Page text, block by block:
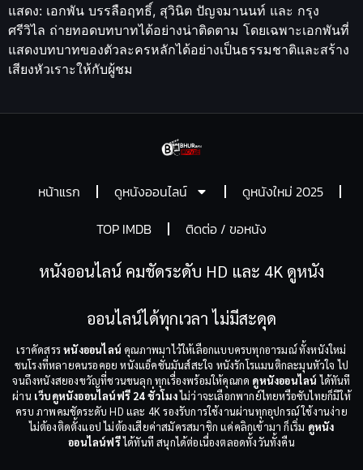
แสดง: เอกพัน บรรลือฤทธิ์, สุวินิต ปัญจมานนท์ และ กรุง
ศรีวิไล ถ่ายทอดบทบาทได้อย่างน่าติดตาม โดยเฉพาะเอกพันที่
แสดงบทบาทของตัวละครหลักได้อย่างเป็นธรรมชาติและสร้าง
เสียงหัวเราะให้กับผู้ชม
หน้าแรก ดูหนังออนไลน์
ดูหนังใหม่ 2025
TOP IMDB
ติดต่อ / ขอหนัง
หนังออนไลน์ คมชัดระดับ HD และ 4K ดูหนัง
ออนไลน์ได้ทุกเวลา ไม่มีสะดุด
เราคัดสรรหนังออนไลน์ คุณภาพมาไว้ให้เลือกแบบครบทุกอารมณ์ ทั้งหนังใหม่
ชนโรงที่หลายคนรอคอย หนังแอ็คชั่นมันส์สะใจ หนังรักโรแมนติกละมุนหัวใจ ไป
จนถึงหนังสยองขวัญที่ชวนขนลุก ทุกเรื่องพร้อมให้คุณกด ดูหนังออนไลน์ ได้ทันที
ผ่าน เว็บดูหนังออนไลน์ฟรี 24 ชั่วโมงไม่ว่าจะเลือกพากย์ไทยหรือซับไทยก็มีให้
ครบ ภาพคมชัดระดับ HD และ 4K รองรับการใช้งานผ่านทุกอุปกรณ์ ใช้งานง่าย
ไม่ต้องติดตั้งแอป ไม่ต้องเสียค่าสมัครสมาชิก แค่คลิกเข้ามา ก็เริ่ม ดูหนัง
ออนไลน์ฟรีได้ทันที สนุกได้ต่อเนื่องตลอดทั้งวันทั้งคืน